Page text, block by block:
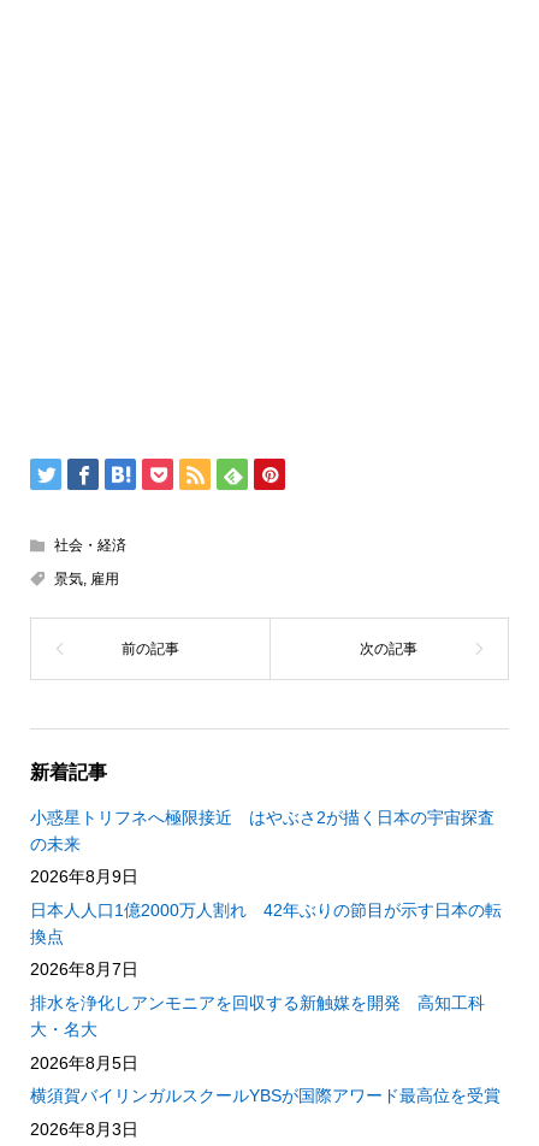
社会・経済
景気, 雇用
新着記事
小惑星トリフネへ極限接近 はやぶさ2が描く日本の宇宙探査
の未来
2026年8月9日
日本人人口1億2000万人割れ 42年ぶりの節目が示す日本の転
換点
2026年8月7日
排水を浄化しアンモニアを回収する新触媒を開発 高知工科
大・名大
2026年8月5日
横須賀バイリンガルスクールYBSが国際アワード最高位を受賞
2026年8月3日